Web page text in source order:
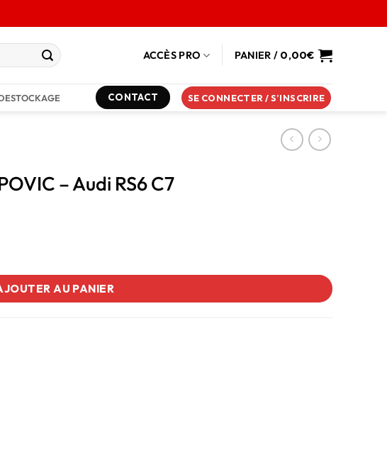
ACCÈS PRO PANIER / 0,00€
CONTACT SE CONNECTER / S’INSCRIRE
– Audi RS6 C7
AU PANIER